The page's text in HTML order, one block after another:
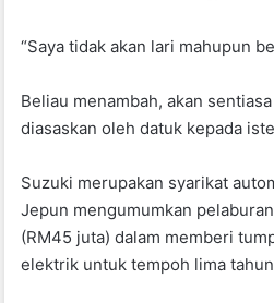
“Saya tidak akan lari mahupun
Beliau menambah, akan
diasaskan oleh datuk kepada
Suzuki merupakan syarikat
Jepun mengumumkan
(RM45 juta) dalam memberi
elektrik untuk tempoh lima